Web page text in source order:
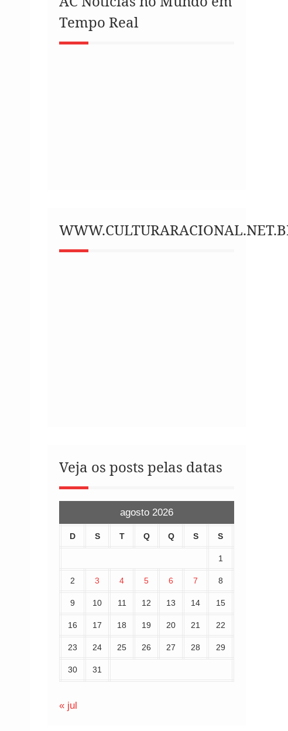
Tempo Real
Veja os posts pelas datas
agosto 2026
D S T Q Q S S
1
2 3 4 5 6 7 8
9 10 11 12 13 14 15
16 17 18 19 20 21 22
23 24 25 26 27 28 29
30 31
« jul